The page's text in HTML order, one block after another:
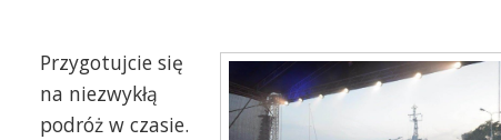
Przygotujcie się
na niezwykłą
podróż w czasie.